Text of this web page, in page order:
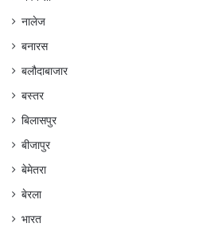
नालेज
बनारस
बलौदाबाजार
बस्तर
बिलासपुर
बीजापुर
बेमेतरा
बेरला
भारत